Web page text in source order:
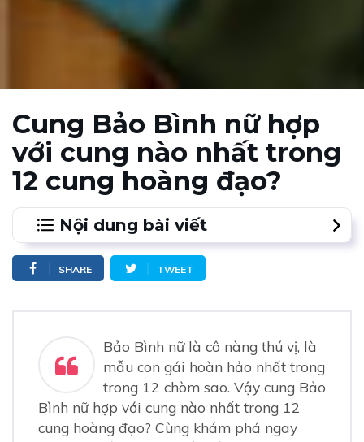
Cung Bảo Bình nữ hợp
với cung nào nhất trong
12 cung hoàng đạo?
Nội dung bài viết
1.2.2. Bảo Bình nữ với Song Tử nam
2.2.3. Cung Bảo Bình nữ hợp với cung nào nhất?
SHARE TWEET
Bảo Bình nữ là cô nàng thú vị, là
mẫu con gái hoàn hảo nhất trong
trong 12 chòm sao. Vậy cung Bảo
Bình nữ hợp với cung nào nhất trong 12
cung hoàng đạo? Cùng khám phá ngay